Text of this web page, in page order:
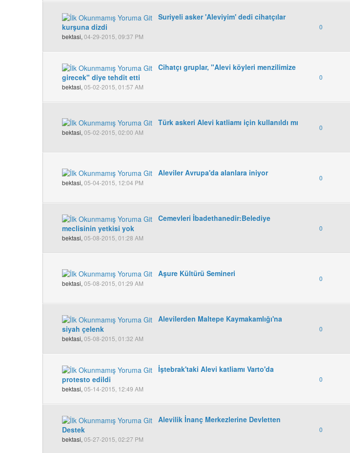
Suriyeli asker 'Aleviyim' dedi cihatçılar
kurşuna dizdi
bektasi, 04-29-2015, 09:37 PM
0
Cihatçı gruplar, "Alevi köyleri menzilimize
girecek" diye tehdit etti
bektasi, 05-02-2015, 01:57 AM
0
Türk askeri Alevi katliamı için kullanıldı mı
bektasi,05-02-2015, 02:00 AM
0
Aleviler Avrupa'da alanlara iniyor
bektasi,05-04-2015, 12:04 PM
0
Cemevleri İbadethanedir:Belediye
meclisinin yetkisi yok
bektasi, 05-08-2015, 01:28 AM
0
Aşure Kültürü Semineri
bektasi,05-08-2015, 01:29 AM
0
Alevilerden Maltepe Kaymakamlığı'na
siyah çelenk
bektasi, 05-08-2015, 01:32 AM
0
İştebrak'taki Alevi katliamı Varto'da
protesto edildi
bektasi, 05-14-2015, 12:49 AM
0
Alevilik İnanç Merkezlerine Devletten
Destek
bektasi, 05-27-2015, 02:27 PM
0